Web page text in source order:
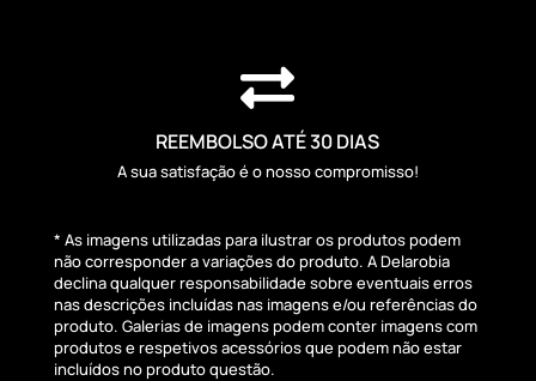

REEMBOLSO ATÉ 30 DIAS
A sua satisfação é o nosso compromisso!
* As imagens utilizadas para ilustrar os produtos podem
não corresponder a variações do produto. A Delarobia
declina qualquer responsabilidade sobre eventuais erros
nas descrições incluídas nas imagens e/ou referências do
produto. Galerias de imagens podem conter imagens com
produtos e respetivos acessórios que podem não estar
incluídos no produto questão.